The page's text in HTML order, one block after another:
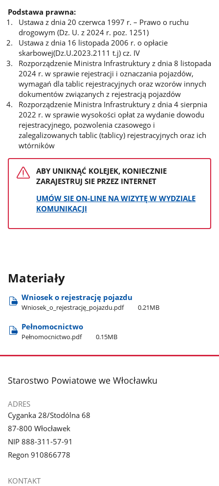
Podstawa prawna:
Ustawa z dnia 20 czerwca 1997 r. – Prawo o ruchu
drogowym (Dz. U. z 2024 r. poz. 1251)
Ustawa z dnia 16 listopada 2006 r. o opłacie
skarbowej(Dz.U.2023.2111 t.j) cz. IV
Rozporządzenie Ministra Infrastruktury z dnia 8 listopada
2024 r. w sprawie rejestracji i oznaczania pojazdów,
wymagań dla tablic rejestracyjnych oraz wzorów innych
dokumentów związanych z rejestracją pojazdów
Rozporządzenie Ministra Infrastruktury z dnia 4 sierpnia
2022 r. w sprawie wysokości opłat za wydanie dowodu
rejestracyjnego, pozwolenia czasowego i
zalegalizowanych tablic (tablicy) rejestracyjnych oraz ich
wtórników
ABY UNIKNĄĆ KOLEJEK, KONIECZNIE
ZARAJESTRUJ SIE PRZEZ INTERNET
UMÓW SIE ON-LINE NA WIZYTĘ W WYDZIALE
KOMUNIKACJI
Materiały
Wniosek o rejestrację pojazdu
Wniosek​_o​_rejestrację​_pojazdu.pdf 0.21MB
Pełnomocnictwo
Pełnomocnictwo.pdf 0.15MB
stopka
Starostwo Powiatowe we Włocławku
ADRES
Cyganka 28/Stodólna 68
87-800 Włocławek
NIP 888-311-57-91
Regon 910866778
KONTAKT